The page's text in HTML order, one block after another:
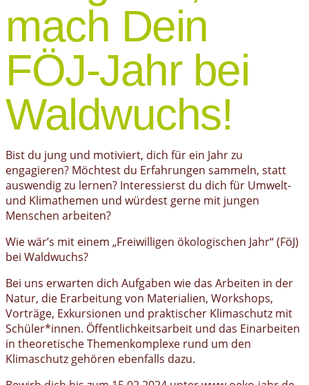
mach Dein
FÖJ-Jahr bei
Waldwuchs!
Bist du jung und motiviert, dich für ein Jahr zu
engagieren? Möchtest du Erfahrungen sammeln, statt
auswendig zu lernen? Interessierst du dich für Umwelt-
und Klimathemen und würdest gerne mit jungen
Menschen arbeiten?
Wie wär’s mit einem „Freiwilligen ökologischen Jahr“ (FöJ)
bei Waldwuchs?
Bei uns erwarten dich Aufgaben wie das Arbeiten in der
Natur, die Erarbeitung von Materialien, Workshops,
Vorträge, Exkursionen und praktischer Klimaschutz mit
Schüler*innen. Öffentlichkeitsarbeit und das Einarbeiten
in theoretische Themenkomplexe rund um den
Klimaschutz gehören ebenfalls dazu.